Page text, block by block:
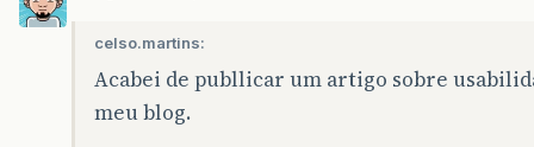
celso.martins:
Acabei de publlicar um artigo sobre
meu blog.